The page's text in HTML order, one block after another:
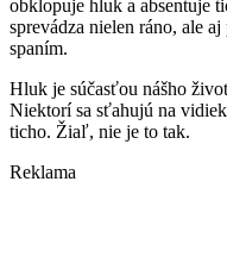
obklopuje hluk a absentuje
sprevádza nielen ráno, ale
spaním.
Hluk je súčasťou nášho
Niektorí sa sťahujú na
ticho. Žiaľ, nie je to tak.
Reklama